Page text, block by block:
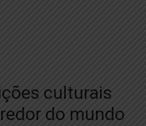
culturais
do mundo